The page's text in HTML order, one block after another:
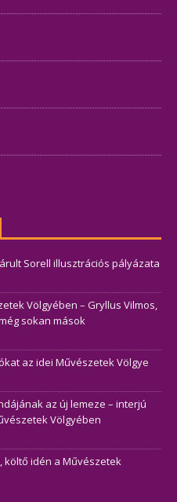
Sorell illusztrációs pályázata
Völgyében – Gryllus Vilmos,
sokan mások
az idei Művészetek Völgye
az új lemeze – interjú
Völgyében
költő idén a Művészetek